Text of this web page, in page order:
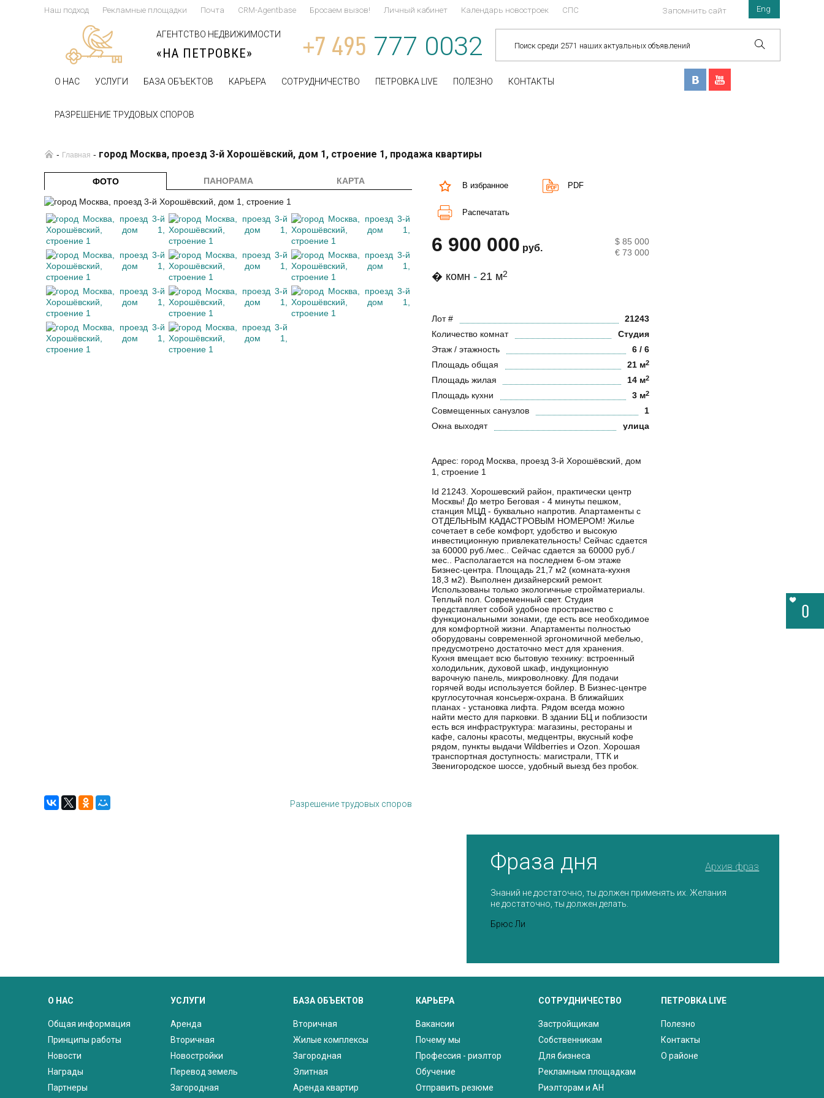
Наш подход Рекламные площадки Почта CRM-Agentbase Бросаем вызов! Личный кабинет Календарь новостроек СПС Запомнить сайт Eng
АГЕНТСТВО НЕДВИЖИМОСТИ
«НА ПЕТРОВКЕ» +7 495 777 0032
О НАС УСЛУГИ БАЗА ОБЪЕКТОВ КАРЬЕРА СОТРУДНИЧЕСТВО ПЕТРОВКА LIVE ПОЛЕЗНО КОНТАКТЫ
РАЗРЕШЕНИЕ ТРУДОВЫХ СПОРОВ
- Главная - город Москва, проезд 3-й Хорошёвский, дом 1, строение 1, продажа квартиры
0
ФОТО ПАНОРАМА КАРТА В избранное PDF
Распечатать
6 900 000 руб.
$ 85 000
€ 73 000
� комн - 21 м2
Лот #
21243
Количество комнат
Студия
Этаж / этажность
6 / 6
Площадь общая
21 м2
Площадь жилая 14 м2
Площадь кухни 3 м2
Совмещенных санузлов
1
Окна выходят
улица
Адрес: город Москва, проезд 3-й Хорошёвский, дом
1, строение 1
Id 21243. Хорошевский район, практически центр
Москвы! До метро Беговая - 4 минуты пешком,
станция МЦД - буквально напротив. Апартаменты с
ОТДЕЛЬНЫМ КАДАСТРОВЫМ НОМЕРОМ! Жилье
сочетает в себе комфорт, удобство и высокую
инвестиционную привлекательность! Сейчас сдается
за 60000 руб./мес.. Сейчас сдается за 60000 руб./
мес.. Располагается на последнем 6-ом этаже
Бизнес-центра. Площадь 21,7 м2 (комната-кухня
18,3 м2). Выполнен дизайнерский ремонт.
Использованы только экологичные стройматериалы.
Теплый пол. Современный свет. Студия
представляет собой удобное пространство с
функциональными зонами, где есть все необходимое
для комфортной жизни. Апартаменты полностью
оборудованы современной эргономичной мебелью,
предусмотрено достаточно мест для хранения.
Кухня вмещает всю бытовую технику: встроенный
холодильник, духовой шкаф, индукционную
варочную панель, микроволновку. Для подачи
горячей воды используется бойлер. В Бизнес-центре
круглосуточная консьерж-охрана. В ближайших
планах - установка лифта. Рядом всегда можно
найти место для парковки. В здании БЦ и поблизости
есть вся инфраструктура: магазины, рестораны и
кафе, салоны красоты, медцентры, вкусный кофе
рядом, пункты выдачи Wildberries и Ozon. Хорошая
транспортная доступность: магистрали, ТТК и
Звенигородское шоссе, удобный выезд без пробок.
Разрешение трудовых споров
Фраза дня Архив фраз
Знаний не достаточно, ты должен применять их. Желания
не достаточно, ты должен делать.
Брюс Ли
О НАС
Общая информация
Принципы работы
Новости
Награды
Партнеры
УСЛУГИ
Аренда
Вторичная
Новостройки
Перевод земель
Загородная
БАЗА ОБЪЕКТОВ
Вторичная
Жилые комплексы
Загородная
Элитная
Аренда квартир
КАРЬЕРА
Вакансии
Почему мы
Профессия - риэлтор
Обучение
Отправить резюме
СОТРУДНИЧЕСТВО
Застройщикам
Собственникам
Для бизнеса
Рекламным площадкам
Риэлторам и АН
ПЕТРОВКА LIVE
Полезно
Контакты
О районе